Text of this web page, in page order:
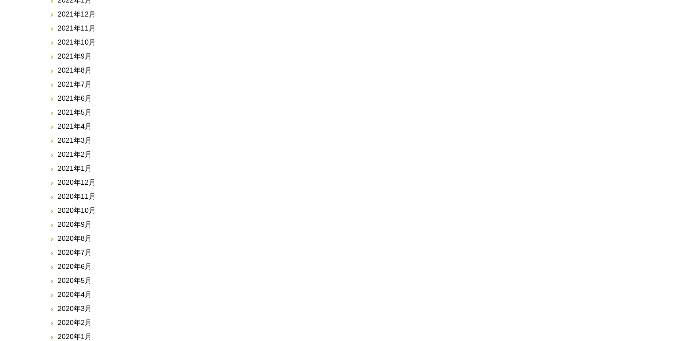
2021年12月
2021年11月
2021年10月
2021年9月
2021年8月
2021年7月
2021年6月
2021年5月
2021年4月
2021年3月
2021年2月
2021年1月
2020年12月
2020年11月
2020年10月
2020年9月
2020年8月
2020年7月
2020年6月
2020年5月
2020年4月
2020年3月
2020年2月
2020年1月